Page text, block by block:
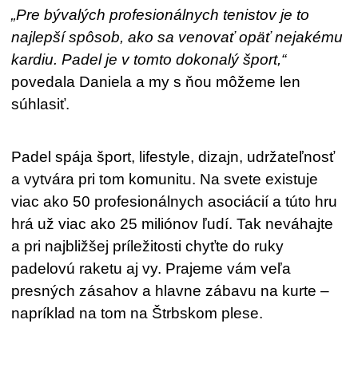
„Pre bývalých profesionálnych tenistov je to
najlepší spôsob, ako sa venovať opäť nejakému
kardiu. Padel je v tomto dokonalý šport,“
povedala Daniela a my s ňou môžeme len
súhlasiť.
Padel spája šport, lifestyle, dizajn, udržateľnosť
a vytvára pri tom komunitu. Na svete existuje
viac ako 50 profesionálnych asociácií a túto hru
hrá už viac ako 25 miliónov ľudí. Tak neváhajte
a pri najbližšej príležitosti chyťte do ruky
padelovú raketu aj vy. Prajeme vám veľa
presných zásahov a hlavne zábavu na kurte –
napríklad na tom na Štrbskom plese.